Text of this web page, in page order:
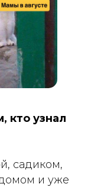
кто узнал
садиком,
и уже